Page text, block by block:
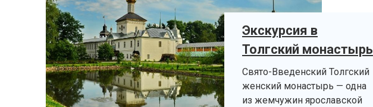
Экскурсия в
Толгский монастырь
Свято-Введенский Толгский
женский монастырь — одна
из жемчужин ярославской